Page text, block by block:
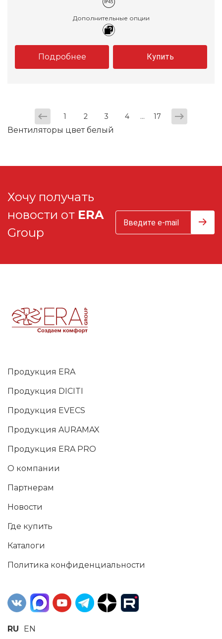
Дополнительные опции
Подробнее Купить
1 2 3 4 ... 17
Вентиляторы цвет белый
Хочу получать
новости от ERA
Group
Продукция ERA
Продукция DICITI
Продукция EVECS
Продукция AURAMAX
Продукция ERA PRO
О компании
Партнерам
Новости
Где купить
Каталоги
Политика конфиденциальности
RU EN